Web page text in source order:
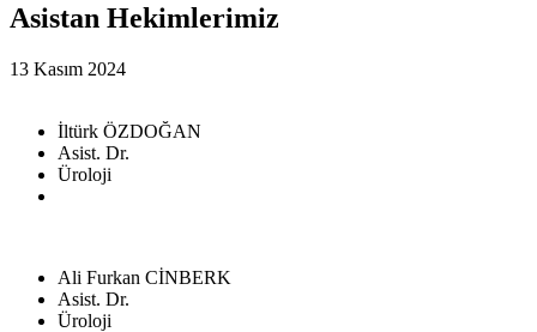
Asistan Hekimlerimiz
13 Kasım 2024
İltürk ÖZDOĞAN
Asist. Dr.
Üroloji
Ali Furkan CİNBERK
Asist. Dr.
Üroloji